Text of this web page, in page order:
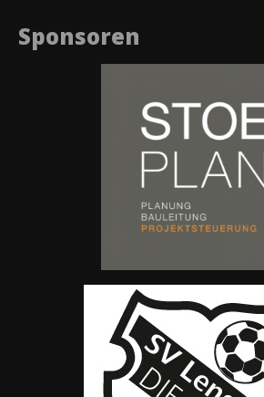
Sponsoren